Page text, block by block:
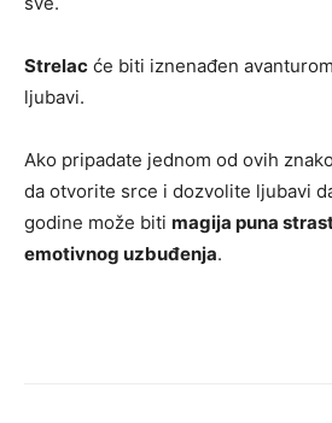
Strelac će biti iznenađen
ljubavi.
Ako pripadate jednom od ovih
da otvorite srce i dozvolite ljubavi
godine može biti magija puna
emotivnog uzbuđenja.